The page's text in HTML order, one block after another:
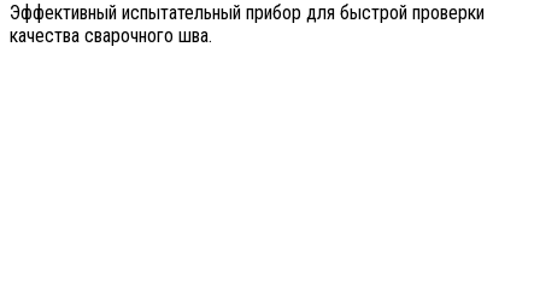
Эффективный испытательный прибор для быстрой проверки
качества сварочного шва.